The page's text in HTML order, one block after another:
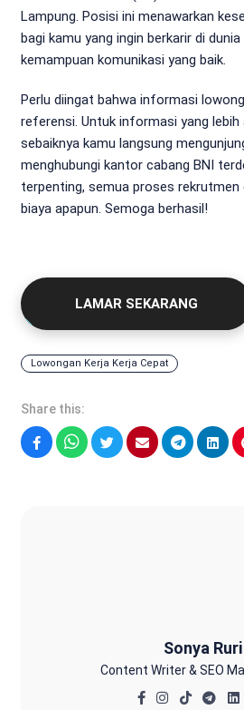
Lampung. Posisi ini menawarkan
bagi kamu yang ingin berkarir di
kemampuan komunikasi yang baik.
Perlu diingat bahwa informasi
referensi. Untuk informasi yang lebih
sebaiknya kamu langsung
menghubungi kantor cabang BNI
terpenting, semua proses rekrutmen
biaya apapun. Semoga berhasil!
LAMAR SEKARANG
Lowongan Kerja Kerja Cepat
Share this:
Sonya Ruri
Content Writer & SEO